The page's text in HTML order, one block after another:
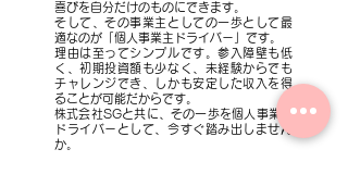
喜びを自分だけのものにできます。
そして、その事業主としての一歩として最
適なのが「個人事業主ドライバー」です。
理由は至ってシンプルです。参入障壁も低
く、初期投資額も少なく、未経験からでも
チャレンジでき、しかも安定した収入を得
ることが可能だからです。
株式会社SGと共に、その一歩を個人事業主
ドライバーとして、今すぐ踏み出しません
か。